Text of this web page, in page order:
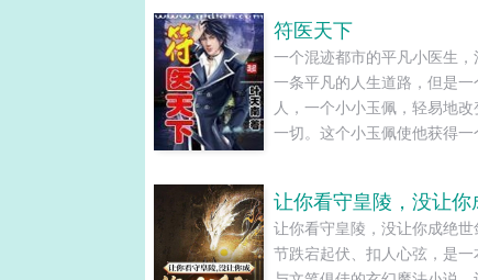
符医天下
一个混迹都市的平凡小医生，
一条平凡的人生道路，但是一
人，一个小小玉佩，轻易地改
一切。这个小玉佩使他获得一
让你看守皇陵，没让你成绝世
节跌宕起伏、扣人心弦，是一